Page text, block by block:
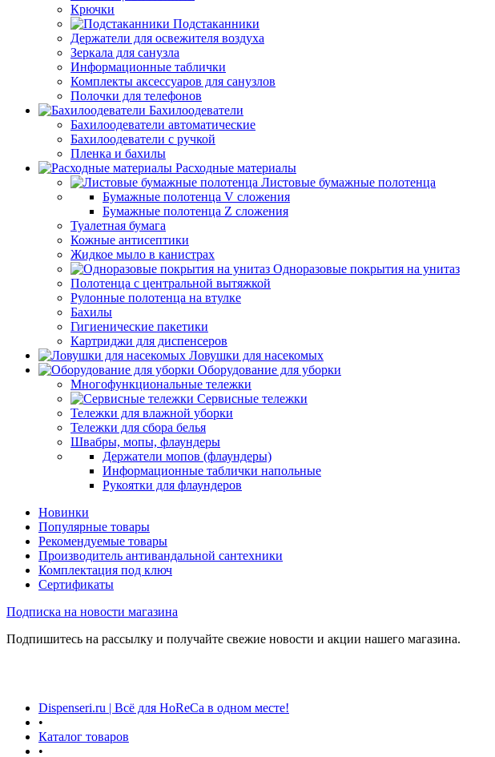
Крючки
Подстаканники
Держатели для освежителя воздуха
Зеркала для санузла
Информационные таблички
Комплекты аксессуаров для санузлов
Полочки для телефонов
Бахилоодеватели
Бахилоодеватели автоматические
Бахилоодеватели с ручкой
Пленка и бахилы
Расходные материалы
Листовые бумажные полотенца
Бумажные полотенца V сложения
Бумажные полотенца Z сложения
Туалетная бумага
Кожные антисептики
Жидкое мыло в канистрах
Одноразовые покрытия на унитаз
Полотенца с центральной вытяжкой
Рулонные полотенца на втулке
Бахилы
Гигиенические пакетики
Картриджи для диспенсеров
Ловушки для насекомых
Оборудование для уборки
Многофункциональные тележки
Сервисные тележки
Тележки для влажной уборки
Тележки для сбора белья
Швабры, мопы, флаундеры
Держатели мопов (флаундеры)
Информационные таблички напольные
Рукоятки для флаундеров
Новинки
Популярные товары
Рекомендуемые товары
Производитель антивандальной сантехники
Комплектация под ключ
Сертификаты
Подписка на новости магазина
Подпишитесь на рассылку и получайте свежие новости и акции нашего магазина.
Dispenseri.ru | Всё для HoReCa в одном месте!
•
Каталог товаров
•